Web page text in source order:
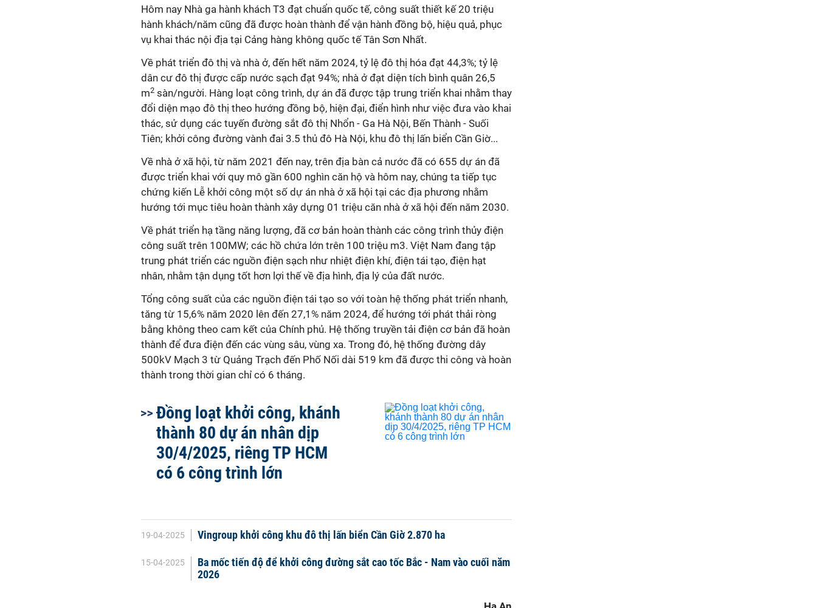
Hôm nay Nhà ga hành khách T3 đạt chuẩn quốc tế, công suất thiết kế 20 triệu
hành khách/năm cũng đã được hoàn thành để vận hành đồng bộ, hiệu quả, phục
vụ khai thác nội địa tại Cảng hàng không quốc tế Tân Sơn Nhất.
Về phát triển đô thị và nhà ở, đến hết năm 2024, tỷ lệ đô thị hóa đạt 44,3%; tỷ lệ
dân cư đô thị được cấp nước sạch đạt 94%; nhà ở đạt diện tích bình quân 26,5
m2 sàn/người. Hàng loạt công trình, dự án đã được tập trung triển khai nhằm thay
đổi diện mạo đô thị theo hướng đồng bộ, hiện đại, điển hình như việc đưa vào khai
thác, sử dụng các tuyến đường sắt đô thị Nhổn - Ga Hà Nội, Bến Thành - Suối
Tiên; khởi công đường vành đai 3.5 thủ đô Hà Nội, khu đô thị lấn biển Cần Giờ...
Về nhà ở xã hội, từ năm 2021 đến nay, trên địa bàn cả nước đã có 655 dự án đã
được triển khai với quy mô gần 600 nghìn căn hộ và hôm nay, chúng ta tiếp tục
chứng kiến Lễ khởi công một số dự án nhà ở xã hội tại các địa phương nhằm
hướng tới mục tiêu hoàn thành xây dựng 01 triệu căn nhà ở xã hội đến năm 2030.
Về phát triển hạ tầng năng lượng, đã cơ bản hoàn thành các công trình thủy điện
công suất trên 100MW; các hồ chứa lớn trên 100 triệu m3. Việt Nam đang tập
trung phát triển các nguồn điện sạch như nhiệt điện khí, điện tái tạo, điện hạt
nhân, nhằm tận dụng tốt hơn lợi thế về địa hình, địa lý của đất nước.
Tổng công suất của các nguồn điện tái tạo so với toàn hệ thống phát triển nhanh,
tăng từ 15,6% năm 2020 lên đến 27,1% năm 2024, để hướng tới phát thải ròng
bằng không theo cam kết của Chính phủ. Hệ thống truyền tải điện cơ bản đã hoàn
thành để đưa điện đến các vùng sâu, vùng xa. Trong đó, hệ thống đường dây
500kV Mạch 3 từ Quảng Trạch đến Phố Nối dài 519 km đã được thi công và hoàn
thành trong thời gian chỉ có 6 tháng.
Đồng loạt khởi công, khánh
thành 80 dự án nhân dịp
30/4/2025, riêng TP HCM
có 6 công trình lớn
19-04-2025 Vingroup khởi công khu đô thị lấn biển Cần Giờ 2.870 ha
15-04-2025
Ba mốc tiến độ để khởi công đường sắt cao tốc Bắc - Nam vào cuối năm
2026